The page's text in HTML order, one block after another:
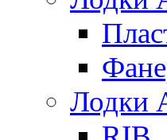
Лодки